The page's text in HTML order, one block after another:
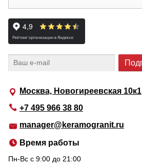
Москва, Новогиреевская 10к1
+7 495 966 38 80
manager@keramogranit.ru
Время работы
Пн-Вс c 9:00 до 21:00